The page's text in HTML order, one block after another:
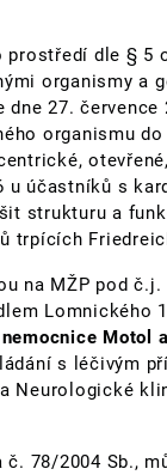
dle § 5
organismy a
dne 27.
organismu
u účastníků s
strukturu a
trpících
na MŽP pod
Lomnického
Motol
s léčivým
Neurologické
78/2004 Sb.,